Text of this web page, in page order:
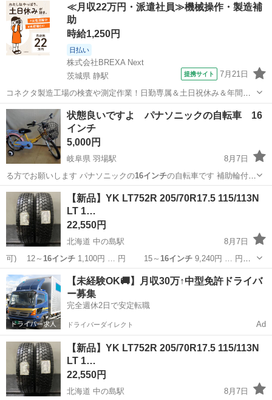
替16インチ まで 1,10...
≪月収22万円・派遣社員≫機械操作・製造補
助
時給1,250円
日払い
株式会社BREXA Next
茨城県 静駅
提携サイト 7月21日
コネクタ製造工場の検査や測定作業！日勤専属＆土日祝休み＆年間休
日128日★クリーンルーム内作業★マイカー通勤OK＆無料駐車場あり
★就業先食堂利用可！日払い制度あり！《茨城県常陸大宮市》 人気の
工場のお仕事 ◇コネクタ製造工...
茨城 常陸大宮市 その他
状態良いですよ パナソニックの自転車 16
インチ
5,000円
岐阜県 羽場駅
8月7日
る方でお願いします パナソニックの16インチの自転車です 補助輪付き
です 全体的…
岐阜 各務原市 羽場駅
【新品】YK LT752R 205/70R17.5 115/113N
LT 1…
22,550円
北海道 中の島駅
8月7日
可) 12～ 16インチ1,100円 … 円 15～ 16インチ9,240円 … 円
15～16インチ10,560円… 】 15～16インチ11,880円… ■組
替16インチまで 1,10...
北海道 札幌市 中の島駅 タイヤ、ホイール 17.5インチ
【未経験OK🚚】月収30万↑中型免許ドライバ
ー募集
完全週休2日で安定転職
ドライバーダイレクト Ad
【新品】YK LT752R 205/70R17.5 115/113N
LT 1…
22,550円
北海道 中の島駅
8月7日